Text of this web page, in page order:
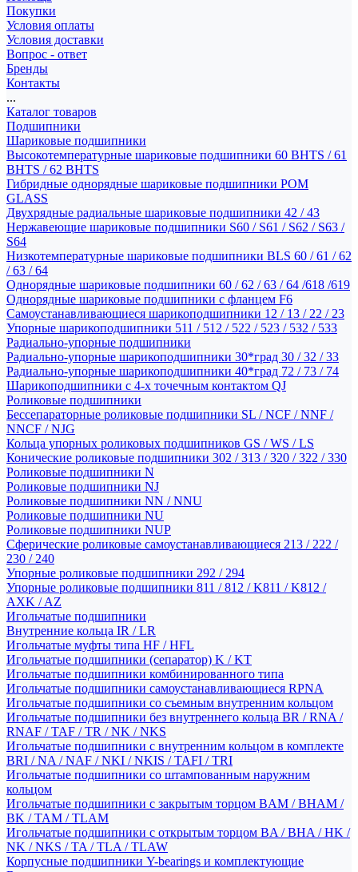
Покупки
Условия оплаты
Условия доставки
Вопрос - ответ
Бренды
Контакты
...
Каталог товаров
Подшипники
Шариковые подшипники
Высокотемпературные шариковые подшипники 60 BHTS / 61
BHTS / 62 BHTS
Гибридные однорядные шариковые подшипники POM
GLASS
Двухрядные радиальные шариковые подшипники 42 / 43
Нержавеющие шариковые подшипники S60 / S61 / S62 / S63 /
S64
Низкотемпературные шариковые подшипники BLS 60 / 61 / 62
/ 63 / 64
Однорядные шариковые подшипники 60 / 62 / 63 / 64 /618 /619
Однорядные шариковые подшипники с фланцем F6
Самоустанавливающиеся шарикоподшипники 12 / 13 / 22 / 23
Упорные шарикоподшипники 511 / 512 / 522 / 523 / 532 / 533
Радиально-упорные подшипники
Радиально-упорные шарикоподшипники 30*град 30 / 32 / 33
Радиально-упорные шарикоподшипники 40*град 72 / 73 / 74
Шарикоподшипники с 4-х точечным контактом QJ
Роликовые подшипники
Бессепараторные роликовые подшипники SL / NCF / NNF /
NNCF / NJG
Кольца упорных роликовых подшипников GS / WS / LS
Конические роликовые подшипники 302 / 313 / 320 / 322 / 330
Роликовые подшипники N
Роликовые подшипники NJ
Роликовые подшипники NN / NNU
Роликовые подшипники NU
Роликовые подшипники NUP
Сферические роликовые самоустанавливающиеся 213 / 222 /
230 / 240
Упорные роликовые подшипники 292 / 294
Упорные роликовые подшипники 811 / 812 / K811 / K812 /
AXK / AZ
Игольчатые подшипники
Внутренние кольца IR / LR
Игольчатые муфты типа HF / HFL
Игольчатые подшипники (сепаратор) K / KT
Игольчатые подшипники комбинированного типа
Игольчатые подшипники самоустанавливающиеся RPNA
Игольчатые подшипники со съемным внутренним кольцом
Игольчатые подшипники без внутреннего кольца BR / RNA /
RNAF / TAF / TR / NK / NKS
Игольчатые подшипники с внутренним кольцом в комплекте
BRI / NA / NAF / NKI / NKIS / TAFI / TRI
Игольчатые подшипники со штампованным наружним
кольцом
Игольчатые подшипники с закрытым торцом BAM / BHAM /
BK / TAM / TLAM
Игольчатые подшипники с открытым торцом BA / BHA / HK /
NK / NKS / TA / TLA / TLAW
Корпусные подшипники Y-bearings и комплектующие